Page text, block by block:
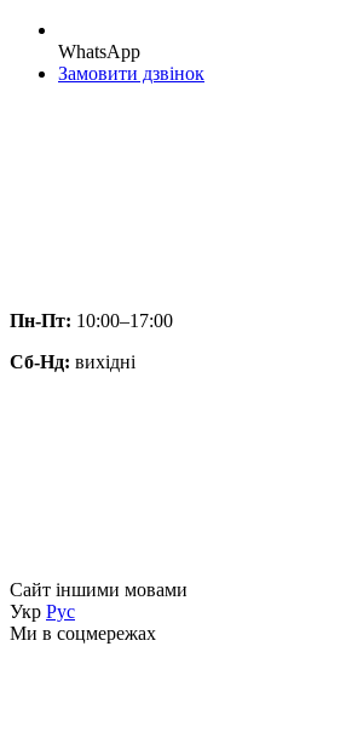
WhatsApp
Замовити дзвінок
Пн-Пт: 10:00–17:00
Сб-Нд: вихідні
Сайт іншими мовами
Укр Рус
Ми в соцмережах